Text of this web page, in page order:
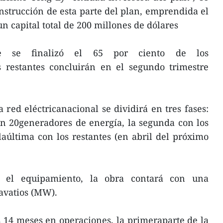
de esta parte del plan, emprendida el
capital total de 200 millones de dólares
se finalizó el 65 por ciento de los
restantes concluirán en el segundo trimestre
red eléctricanacional se dividirá en tres fases:
20generadores de energía, la segunda con los
con los restantes (en abril del próximo
el equipamiento, la obra contará con una
(MW).
meses en operaciones, la primeraparte de la